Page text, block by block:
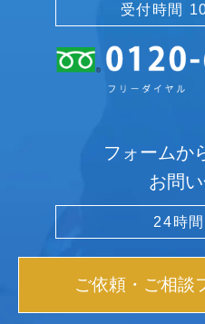
受付時間
フォームか
お問
24時
ご依頼・ご相談